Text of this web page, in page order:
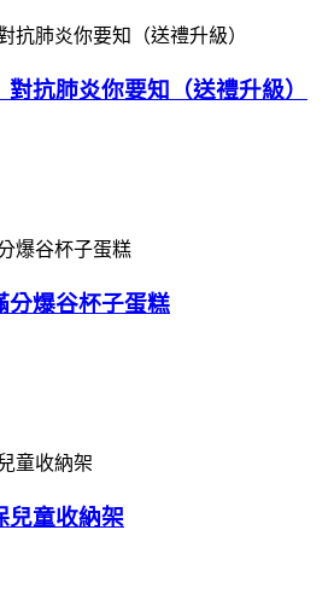
對抗肺炎你要知（送禮升級）
分爆谷杯子蛋糕
兒童收納架